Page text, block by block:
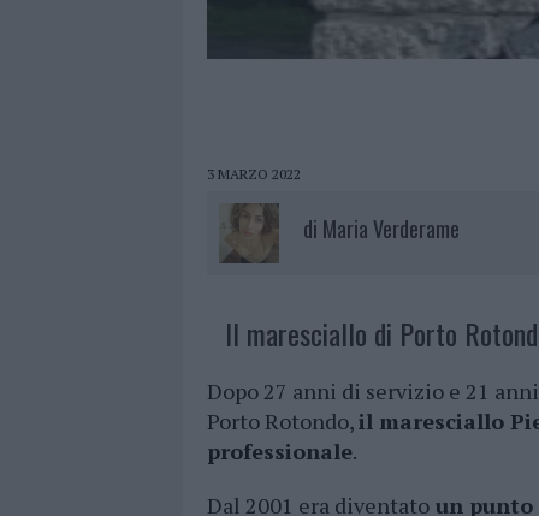
3 MARZO 2022
di Maria Verderame
Il maresciallo di Porto
Dopo 27 anni di servizio e 21
Porto Rotondo,il maresciallo
professionale.
Dal 2001 era diventato un